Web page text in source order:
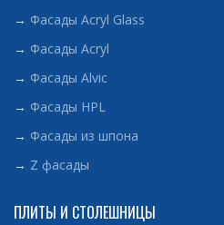
→ Фасады Acryl Glass
→ Фасады Acryl
→ Фасады Alvic
→ Фасады HPL
→ Фасады из шпона
→ Z фасады
ПЛИТЫ И СТОЛЕШНИЦЫ